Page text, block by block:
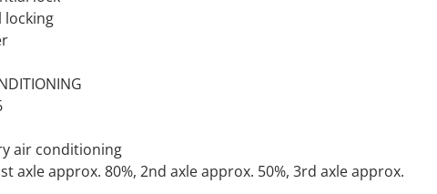
locking
air conditioning
axle approx. 80%, 2nd axle approx. 50%, 3rd axle approx.